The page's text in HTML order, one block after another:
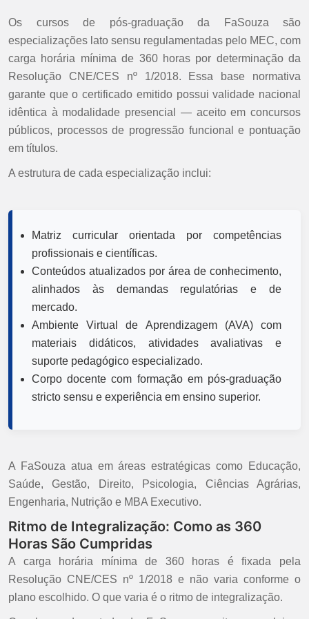
Os cursos de pós-graduação da FaSouza são
especializações lato sensu regulamentadas pelo MEC, com
carga horária mínima de 360 horas por determinação da
Resolução CNE/CES nº 1/2018. Essa base normativa
garante que o certificado emitido possui validade nacional
idêntica à modalidade presencial — aceito em concursos
públicos, processos de progressão funcional e pontuação
em títulos.
A estrutura de cada especialização inclui:
Matriz curricular orientada por competências
profissionais e científicas.
Conteúdos atualizados por área de conhecimento,
alinhados às demandas regulatórias e de
mercado.
Ambiente Virtual de Aprendizagem (AVA) com
materiais didáticos, atividades avaliativas e
suporte pedagógico especializado.
Corpo docente com formação em pós-graduação
stricto sensu e experiência em ensino superior.
A FaSouza atua em áreas estratégicas como Educação,
Saúde, Gestão, Direito, Psicologia, Ciências Agrárias,
Engenharia, Nutrição e MBA Executivo.
Ritmo de Integralização: Como as 360
Horas São Cumpridas
A carga horária mínima de 360 horas é fixada pela
Resolução CNE/CES nº 1/2018 e não varia conforme o
plano escolhido. O que varia é o ritmo de integralização.